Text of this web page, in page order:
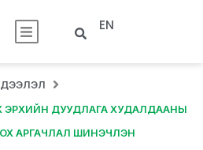
EN
ЭРХИЙН ДУУДЛАГА ХУДАЛДААНЫ
АРГАЧЛАЛ ШИНЭЧЛЭН